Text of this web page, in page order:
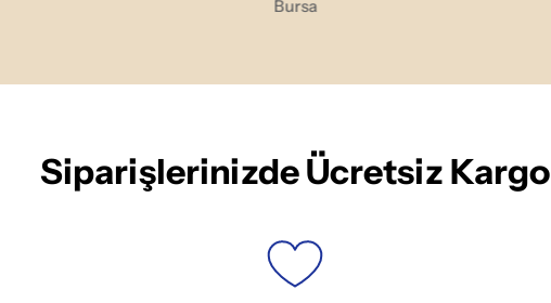
Bursa
Siparişlerinizde Ücretsiz Kargo